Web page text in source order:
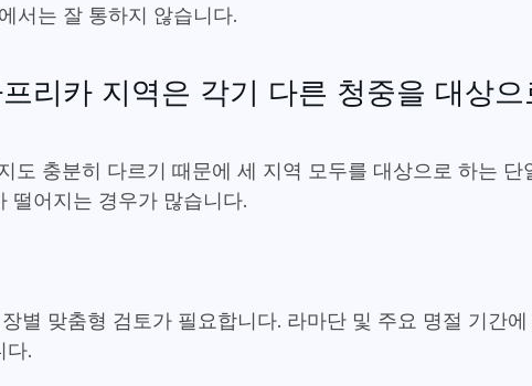
서는 잘 통하지 않습니다.
리카 지역은 각기 다른 청중을 대상으
도 충분히 다르기 때문에 세 지역 모두를 대상으로 하는 단
떨어지는 경우가 많습니다.
별 맞춤형 검토가 필요합니다. 라마단 및 주요 명절 기간
다.